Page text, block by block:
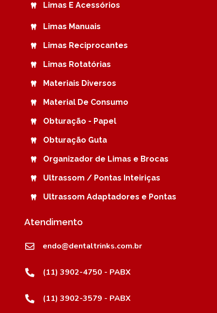
Limas E Acessórios
Limas Manuais
Limas Reciprocantes
Limas Rotatórias
Materiais Diversos
Material De Consumo
Obturação - Papel
Obturação Guta
Organizador de Limas e Brocas
Ultrassom / Pontas Inteiriças
Ultrassom Adaptadores e Pontas
Atendimento
endo@dentaltrinks.com.br
(11) 3902-4750 - PABX
(11) 3902-3579 - PABX